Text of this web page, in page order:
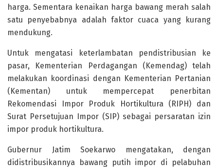
harga. Sementara kenaikan harga bawang merah salah
satu penyebabnya adalah faktor cuaca yang kurang
mendukung.
Untuk mengatasi keterlambatan pendistribusian ke
pasar, Kementerian Perdagangan (Kemendag) telah
melakukan koordinasi dengan Kementerian Pertanian
(Kementan) untuk mempercepat penerbitan
Rekomendasi Impor Produk Hortikultura (RIPH) dan
Surat Persetujuan Impor (SIP) sebagai persaratan izin
impor produk hortikultura.
Gubernur Jatim Soekarwo mengatakan, dengan
didistribusikannya bawang putih impor di pelabuhan